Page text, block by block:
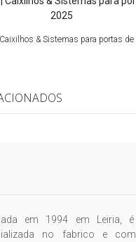
Caixilhos & Sistemas para portas
em 1994 em Leiria,
no fabrico e